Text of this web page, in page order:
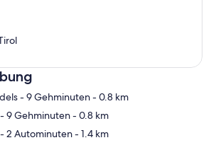
Karte
- 9 Gehminuten- 0.8 km
- 9 Gehminuten- 0.8 km
- 2 Autominuten- 1.4 km